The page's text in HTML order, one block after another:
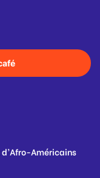
Américains